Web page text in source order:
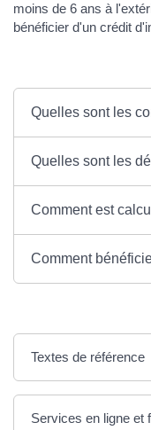
moins de 6 ans à
bénéficier d'un crédit
Quelles sont les
Quelles sont les
Comment est
Comment
Textes de référence
Services en ligne et